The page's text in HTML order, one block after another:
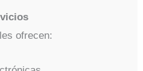
ofrecen: